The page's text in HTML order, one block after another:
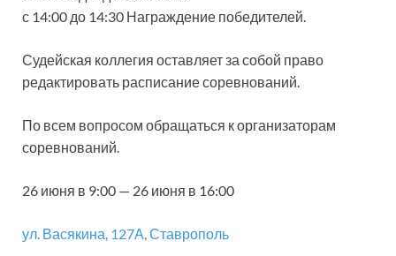
с 14:00 до 14:30 Награждение победителей.
Судейская коллегия оставляет за собой право
редактировать расписание соревнований.
По всем вопросом обращаться к организаторам
соревнований.
26 июня в 9:00 — 26 июня в 16:00
ул. Васякина, 127А, Ставрополь